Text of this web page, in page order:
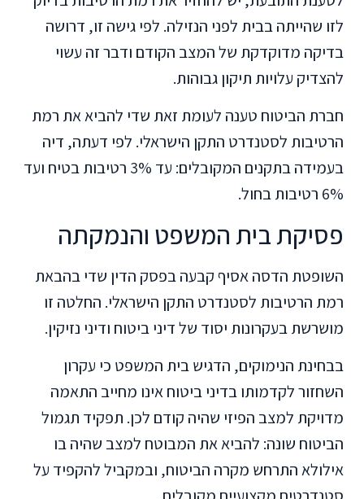
לזו שהייתה בבית לפני הנזילה. לפי גישה זו, דרושה
בדיקה מדוקדקת של המצב הקודם ודבר זה עשוי
להצדיק עלויות תיקון גבוהות.
חברת הביטוח טענה לעומת זאת שדי להביא את רמת
הרטיבות לסטנדרט התקן הישראלי. לפי דעתה, דיה
בעמידה בתקנים המקובלים: עד 3% רטיבות בטיח ועד
6% רטיבות בחול.
פסיקת בית המשפט והנמקתה
השופטת הדסה אסיף קבעה בפסק הדין שדי בהבאת
רמת הרטיבות לסטנדרט התקן הישראלי. החלטה זו
מושרשת בעקרונות יסוד של דיני ביטוח ודיני נזיקין.
בבחינת הנימוקים, הדגיש בית המשפט כי עקרון
השחזור לקדמותו בדיני ביטוח אינו מחייב התאמה
מדויקת למצב הפיזי שהיה קודם לכן. תפקיד תגמול
הביטוח שונה: להביא את המבוטח למצב שהיה בו
אילולא התרחש מקרה הביטוח, ובמקביל להקפיד על